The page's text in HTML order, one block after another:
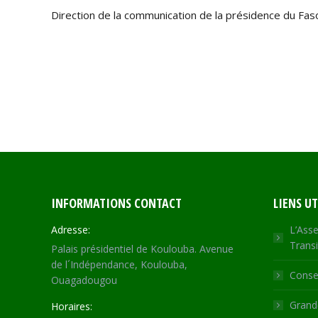
Direction de la communication de la présidence du
INFORMATIONS CONTACT
Adresse:
Palais présidentiel de Koulouba. Avenue
de l´Indépendance, Koulouba,
Ouagadougou
Horaires:
LIENS